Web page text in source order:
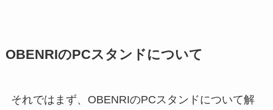
OBENRIのPCスタンドについて
それではまず、OBENRIのPCスタンドについて解